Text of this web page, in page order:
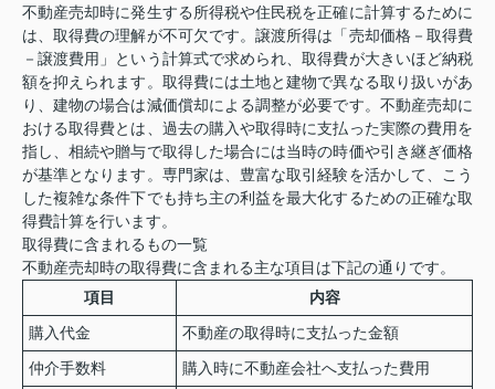
不動産売却時に発生する所得税や住民税を正確に計算するために
は、取得費の理解が不可欠です。譲渡所得は「売却価格－取得費
－譲渡費用」という計算式で求められ、取得費が大きいほど納税
額を抑えられます。取得費には土地と建物で異なる取り扱いがあ
り、建物の場合は減価償却による調整が必要です。不動産売却に
おける取得費とは、過去の購入や取得時に支払った実際の費用を
指し、相続や贈与で取得した場合には当時の時価や引き継ぎ価格
が基準となります。専門家は、豊富な取引経験を活かして、こう
した複雑な条件下でも持ち主の利益を最大化するための正確な取
得費計算を行います。
取得費に含まれるもの一覧
不動産売却時の取得費に含まれる主な項目は下記の通りです。
項目
内容
購入代金
不動産の取得時に支払った金額
仲介手数料
購入時に不動産会社へ支払った費用